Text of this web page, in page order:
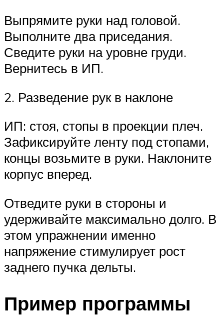
Выпрямите руки над головой.
Выполните два приседания.
Сведите руки на уровне груди.
Вернитесь в ИП.
2. Разведение рук в наклоне
ИП: стоя, стопы в проекции плеч.
Зафиксируйте ленту под стопами,
концы возьмите в руки. Наклоните
корпус вперед.
Отведите руки в стороны и
удерживайте максимально долго. В
этом упражнении именно
напряжение стимулирует рост
заднего пучка дельты.
Пример программы